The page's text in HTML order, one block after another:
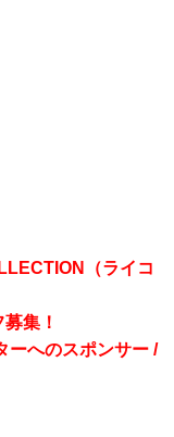
（ライコ
集！
ーへのスポンサー /